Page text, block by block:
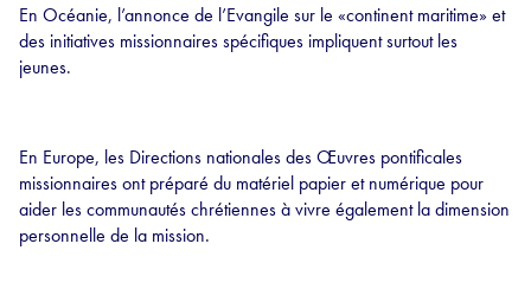
En Océanie, l’annonce de l’Evangile sur le «continent maritime» et
des initiatives missionnaires spécifiques impliquent surtout les
jeunes.
En Europe, les Directions nationales des Œuvres pontificales
missionnaires ont préparé du matériel papier et numérique pour
aider les communautés chrétiennes à vivre également la dimension
personnelle de la mission.